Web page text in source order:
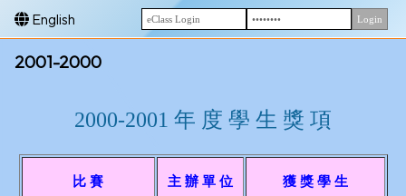
English
2001-2000